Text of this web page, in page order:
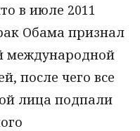
в июле 2011
Обама признал
международной
после чего все
лица подпали